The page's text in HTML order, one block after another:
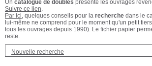
Un catalogue de doubles présente les ouvrages
Suivre ce lien.
Par ici, quelques conseils pour la recherche dans le
lui-même ne comprend pour le moment qu'un petit
tous les ouvrages depuis 1990). Le fichier papier
reste.
Nouvelle recherche